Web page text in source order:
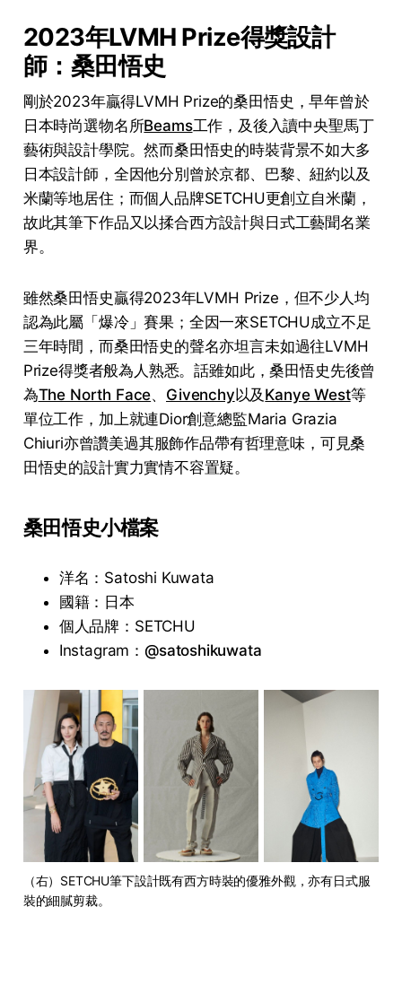
2023年LVMH Prize得獎設計
師：桑田悟史
剛於2023年贏得LVMH Prize的桑田悟史，早年曾於
日本時尚選物名所Beams工作，及後入讀中央聖馬丁
藝術與設計學院。然而桑田悟史的時裝背景不如大多
日本設計師，全因他分別曾於京都、巴黎、紐約以及
米蘭等地居住；而個人品牌SETCHU更創立自米蘭，
故此其筆下作品又以揉合西方設計與日式工藝聞名業
界。
雖然桑田悟史贏得2023年LVMH Prize，但不少人均
認為此屬「爆冷」賽果；全因一來SETCHU成立不足
三年時間，而桑田悟史的聲名亦坦言未如過往LVMH
Prize得獎者般為人熟悉。話雖如此，桑田悟史先後曾
為The North Face、 Givenchy以及 Kanye West等
單位工作，加上就連Dior創意總監Maria Grazia
Chiuri亦曾讚美過其服飾作品帶有哲理意味，可見桑
田悟史的設計實力實情不容置疑。
桑田悟史小檔案
洋名：Satoshi Kuwata
國籍：日本
個人品牌：SETCHU
Instagram：@satoshikuwata
（右）SETCHU筆下設計既有西方時裝的優雅外觀，亦有日式服
裝的細膩剪裁。